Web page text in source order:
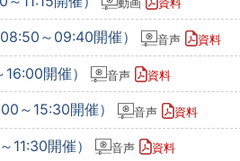
動画 資料
～09:40開催） 音声 資料
開催） 音声 資料
～15:30開催） 音声 資料
11:30開催） 音声 資料